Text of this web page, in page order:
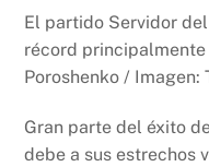
El partido Servidor
récord
Poroshenko / Imagen:
Gran parte del éxito
debe a sus estrechos